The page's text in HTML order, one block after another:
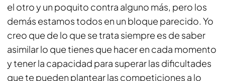
el otro y un poquito contra alguno más, pero los
demás estamos todos en un bloque parecido. Yo
creo que de lo que se trata siempre es de saber
asimilar lo que tienes que hacer en cada momento
y tener la capacidad para superar las dificultades
que te pueden plantear las competiciones a lo